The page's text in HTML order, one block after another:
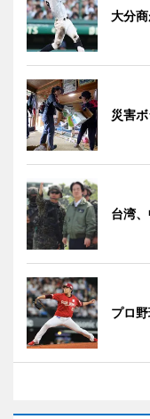
大分
災害
台湾
プロ